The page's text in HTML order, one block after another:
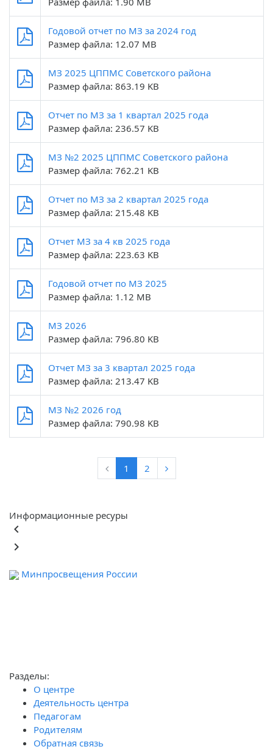
Годовой отчет по МЗ за 2024 год
Размер файла: 12.07 MB
МЗ 2025 ЦППМС Советского района
Размер файла: 863.19 KB
Отчет по МЗ за 1 квартал 2025 года
Размер файла: 236.57 KB
МЗ №2 2025 ЦППМС Советского района
Размер файла: 762.21 KB
Отчет по МЗ за 2 квартал 2025 года
Размер файла: 215.48 KB
Отчет МЗ за 4 кв 2025 года
Размер файла: 223.63 KB
Годовой отчет по МЗ 2025
Размер файла: 1.12 MB
МЗ 2026
Размер файла: 796.80 KB
Отчет МЗ за 3 квартал 2025 года
Размер файла: 213.47 KB
МЗ №2 2026 год
Размер файла: 790.98 KB
1 2
Информационные ресуры
keyboard_arrow_left
keyboard_arrow_right
Минпросвещения России
Разделы:
О центре
Деятельность центра
Педагогам
Родителям
Обратная связь